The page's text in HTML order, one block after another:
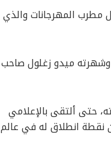
مطرب المهرجانات والذي
ميدو زغلول صاحب
حتى ألتقى بالإعلامي
نقطة انطلاق له في عالم